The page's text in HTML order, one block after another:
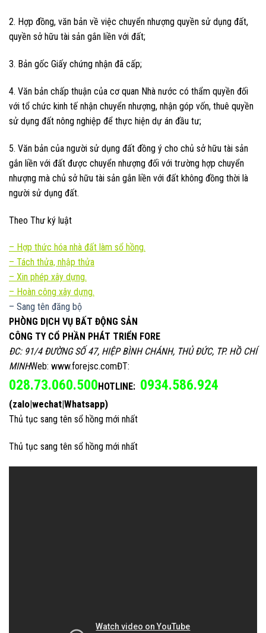
2. Hợp đồng, văn bản về việc chuyển nhượng quyền sử dụng đất,
quyền sở hữu tài sản gắn liền với đất;
3. Bản gốc Giấy chứng nhận đã cấp;
4. Văn bản chấp thuận của cơ quan Nhà nước có thẩm quyền đối
với tổ chức kinh tế nhận chuyển nhượng, nhận góp vốn, thuê quyền
sử dụng đất nông nghiệp để thực hiện dự án đầu tư;
5. Văn bản của người sử dụng đất đồng ý cho chủ sở hữu tài sản
gắn liền với đất được chuyển nhượng đối với trường hợp chuyển
nhượng mà chủ sở hữu tài sản gắn liền với đất không đồng thời là
người sử dụng đất.
Theo Thư ký luật
– Hợp thức hóa nhà đất làm sổ hồng.
– Tách thửa, nhập thửa
– Xin phép xây dựng.
– Hoàn công xây dựng.
– Sang tên đăng bộ
PHÒNG DỊCH VỤ BẤT ĐỘNG SẢN
CÔNG TY CỔ PHẦN PHÁT TRIỂN FORE
ĐC: 91/4 ĐƯỜNG SỐ 47, HIỆP BÌNH CHÁNH, THỦ ĐỨC, TP. HỒ CHÍ
MINHWeb: www.forejsc.comĐT:
028.73.060.500 HOTLINE: 0934.586.924
(zalo|wechat|Whatsapp)
Thủ tục sang tên sổ hồng mới nhất
Thủ tục sang tên sổ hồng mới nhất